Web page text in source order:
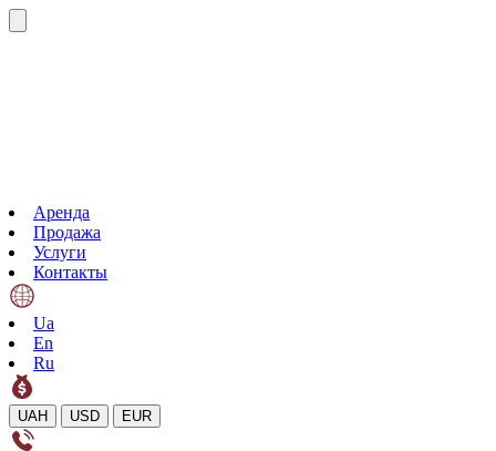
Аренда
Продажа
Услуги
Контакты
Ua
En
Ru
UAH USD EUR